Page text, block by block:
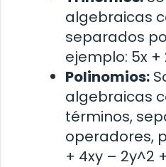
algebraicas
separados
ejemplo: 5x +
Polinomios:
algebraicas
términos,
operadores,
+ 4xy – 2y^2